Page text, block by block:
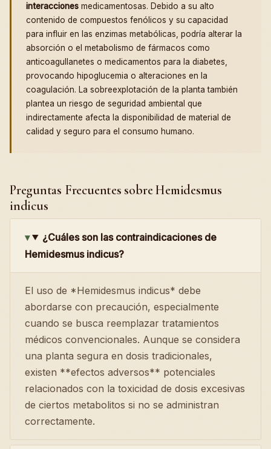
interacciones medicamentosas. Debido a su alto
contenido de compuestos fenólicos y su capacidad
para influir en las enzimas metabólicas, podría alterar la
absorción o el metabolismo de fármacos como
anticoagullanetes o medicamentos para la diabetes,
provocando hipoglucemia o alteraciones en la
coagulación. La sobreexplotación de la planta también
plantea un riesgo de seguridad ambiental que
indirectamente afecta la disponibilidad de material de
calidad y seguro para el consumo humano.
Preguntas Frecuentes sobre Hemidesmus
indicus
¿Cuáles son las contraindicaciones de
Hemidesmus indicus?
El uso de *Hemidesmus indicus* debe
abordarse con precaución, especialmente
cuando se busca reemplazar tratamientos
médicos convencionales. Aunque se considera
una planta segura en dosis tradicionales,
existen **efectos adversos** potenciales
relacionados con la toxicidad de dosis excesivas
de ciertos metabolitos si no se administran
correctamente.